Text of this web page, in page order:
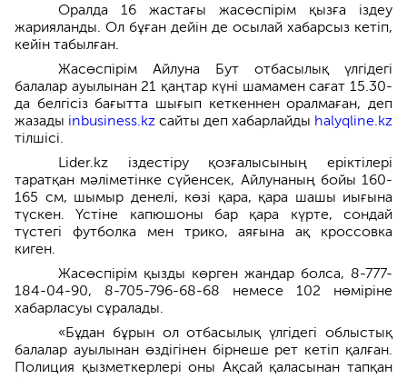
Оралда 16 жастағы жасөспірім қызға іздеу
жарияланды. Ол бұған дейін де осылай хабарсыз кетіп,
кейін табылған.
Жасөспірім Айлуна Бут отбасылық үлгідегі
балалар ауылынан 21 қаңтар күні шамамен сағат 15.30-
да белгісіз бағытта шығып кеткеннен оралмаған, деп
жазады inbusiness.kz сайты деп хабарлайды halyqline.kz
тілшісі.
Lider.kz іздестіру қозғалысының еріктілері
таратқан мәліметінке сүйенсек, Айлунаның бойы 160-
165 см, шымыр денелі, көзі қара, қара шашы иығына
түскен. Үстіне капюшоны бар қара күрте, сондай
түстегі футболка мен трико, аяғына ақ кроссовка
киген.
Жасөспірім қызды көрген жандар болса, 8-777-
184-04-90, 8-705-796-68-68 немесе 102 нөміріне
хабарласуы сұралады.
«Бұдан бұрын ол отбасылық үлгідегі облыстық
балалар ауылынан өздігінен бірнеше рет кетіп қалған.
Полиция қызметкерлері оны Ақсай қаласынан тапқан